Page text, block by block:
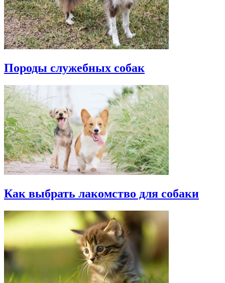
Породы служебных собак
Как выбрать лакомство для собаки